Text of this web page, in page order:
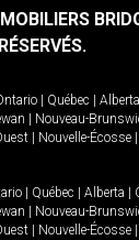
Québec Alberta
Nouveau-
Nouvelle-Écosse
Québec Alberta
Nouveau-
Nouvelle-Écosse